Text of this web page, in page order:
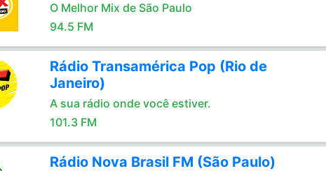
O Melhor Mix de São Paulo
94.5 FM
Rádio Transamérica Pop (Rio de
Janeiro)
A sua rádio onde você estiver.
101.3 FM
Rádio Nova Brasil FM (São Paulo)